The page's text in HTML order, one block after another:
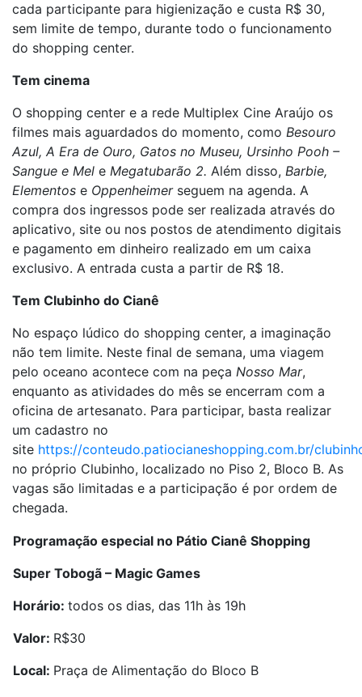
cada participante para higienização e custa R$ 30,
sem limite de tempo, durante todo o funcionamento
do shopping center.
Tem cinema
O shopping center e a rede Multiplex Cine Araújo os
filmes mais aguardados do momento, como Besouro
Azul, A Era de Ouro, Gatos no Museu, Ursinho Pooh –
Sangue e Mel e Megatubarão 2. Além disso, Barbie,
Elementos e Oppenheimer seguem na agenda. A
compra dos ingressos pode ser realizada através do
aplicativo, site ou nos postos de atendimento digitais
e pagamento em dinheiro realizado em um caixa
exclusivo. A entrada custa a partir de R$ 18.
Tem Clubinho do Cianê
No espaço lúdico do shopping center, a imaginação
não tem limite. Neste final de semana, uma viagem
pelo oceano acontece com na peça Nosso Mar,
enquanto as atividades do mês se encerram com a
oficina de artesanato. Para participar, basta realizar
um cadastro no
site https://conteudo.patiocianeshopping.com.br/
no próprio Clubinho, localizado no Piso 2, Bloco B. As
vagas são limitadas e a participação é por ordem de
chegada.
Programação especial no Pátio Cianê Shopping
Super Tobogã – Magic Games
Horário: todos os dias, das 11h às 19h
Valor: R$30
Local: Praça de Alimentação do Bloco B